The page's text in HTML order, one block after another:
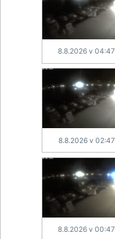
8.8.2026 v 04:47
8.8.2026 v 02:47
8.8.2026 v 00:47